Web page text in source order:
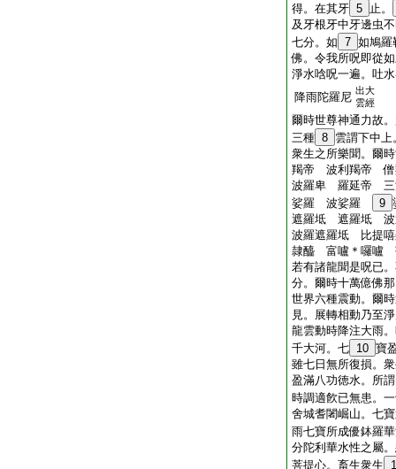
得。在其牙 5 止。
及牙根牙中牙邊虫
七分。如 7 如鳩羅
佛。令我所呪即從
淨水唅呪一遍。吐
降雨陀羅尼 出大
雲經
爾時世尊神通力故
三種 8 雲謂下中
衆生之所樂聞。爾
羯帝 波利羯帝
波羅卑 羅延帝 三
娑羅 波娑羅
9
遮羅坻 遮羅坻 波
波羅遮羅坻 比提
隷醯 富嚧＊囉嚧
若有諸龍聞是呪已
分。爾時十萬億佛
世界六種震動。爾
見。展轉相動乃至
龍雲動時降注大雨
千大河。七 10 寶
雖七日無所復損。
盈滿八功徳水。所
時調適飮已無患。
舍城耆闍崛山。七
雨七寶所成優鉢羅
分陀利華水性之屬
菩提心。畜生衆生